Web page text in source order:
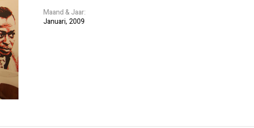
Maand
Jaar
Januari 2009